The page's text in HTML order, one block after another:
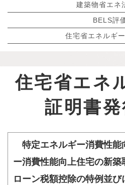
建築物省エ
BELS
住宅省エネルギ
住宅省エネ
証明書
特定エネルギー消費性能
ー消費性能向上住宅の新
ローン税額控除の特例並